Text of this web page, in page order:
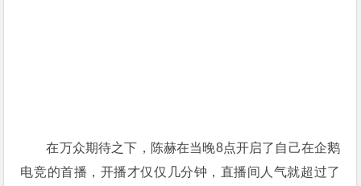
在万众期待之下，陈赫在当晚8点开启了自己在企鹅
电竞的首播，开播才仅仅几分钟，直播间人气就超过了